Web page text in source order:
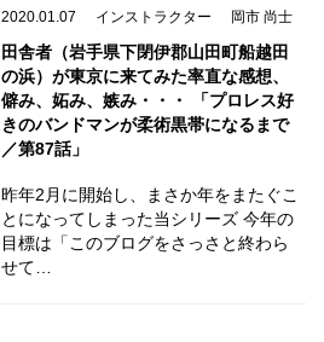
2020.01.07 インストラクター 岡市 尚士
田舎者（岩手県下閉伊郡山田町船越田
の浜）が東京に来てみた率直な感想、
僻み、妬み、嫉み・・・ 「プロレス好
きのバンドマンが柔術黒帯になるまで
／第87話」
昨年2月に開始し、まさか年をまたぐこ
とになってしまった当シリーズ 今年の
目標は「このブログをさっさと終わら
せて…